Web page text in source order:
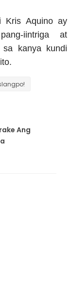
Kris Aquino ay
iintriga at
kanya kundi
Ang